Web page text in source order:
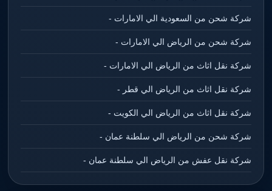
شركة شحن من السعودية الي الامارات -
شركة شحن من الرياض الي الامارات -
شركة نقل اثاث من الرياض الي الامارات -
شركة نقل اثاث من الرياض الي قطر -
شركة نقل اثاث من الرياض الي الكويت -
شركة شحن من الرياض الي سلطنة عمان -
شركة نقل عفش من الرياض الي سلطنة عمان -